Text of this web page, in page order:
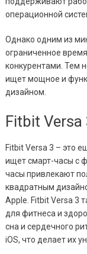
операционной
Однако одним из
ограниченное
конкурентами. Тем
ищет мощное и
дизайном.
Fitbit Versa
Fitbit Versa 3 – это
ищет смарт-часы с
часы привлекают
квадратным
Apple. Fitbit Versa 3
для фитнеса и
сна и сердечного
iOS, что делает их